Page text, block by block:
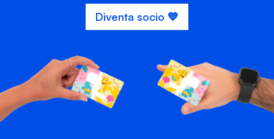
Diventa socio 💙